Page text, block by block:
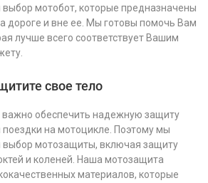
мотобот, которые предназначены
дороге и вне ее. Мы готовы помочь Вам
лучше всего соответствует Вашим
свое тело
важно обеспечить надежную защиту
поездки на мотоцикле. Поэтому мы
мотозащиты, включая защиту
и коленей. Наша мотозащита
материалов, которые